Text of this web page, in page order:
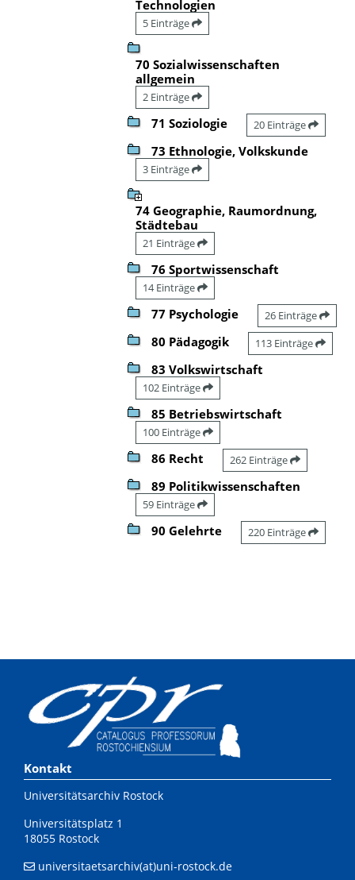
Technologien
5 Einträge
70 Sozialwissenschaften
allgemein
2 Einträge
71 Soziologie 20 Einträge
73 Ethnologie, Volkskunde
3 Einträge
74 Geographie, Raumordnung,
Städtebau
21 Einträge
76 Sportwissenschaft
14 Einträge
77 Psychologie 26 Einträge
80 Pädagogik 113 Einträge
83 Volkswirtschaft
102 Einträge
85 Betriebswirtschaft
100 Einträge
86 Recht 262 Einträge
89 Politikwissenschaften
59 Einträge
90 Gelehrte 220 Einträge
Kontakt
Universitätsarchiv Rostock
Universitätsplatz 1
18055 Rostock
universitaetsarchiv(at)uni-rostock.de